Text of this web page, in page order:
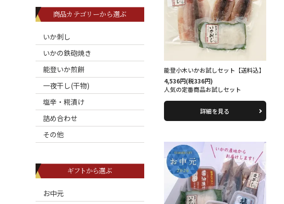
能登小木いかお試しセット【送料込】
4,536円(税336円)
人気の定番商品お試しセット
詳細を見る
商品カテゴリーから選ぶ
いか刺し
いかの鉄砲焼き
能登いか煎餅
一夜干し(干物)
塩辛・糀漬け
詰め合わせ
その他
ギフトから選ぶ
お中元